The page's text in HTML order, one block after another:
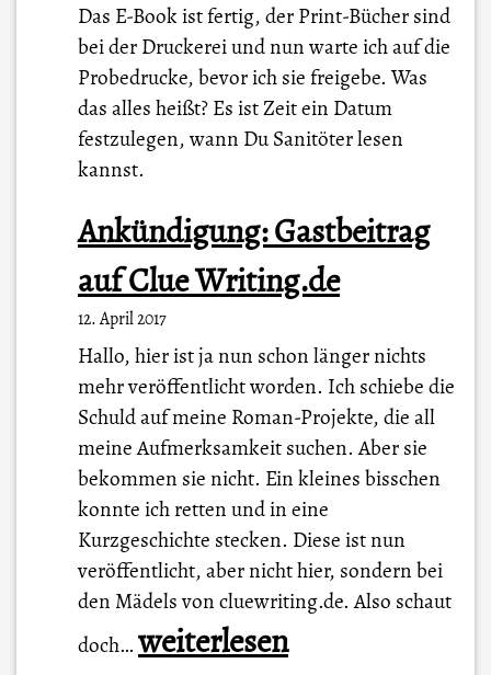
Das E-Book ist fertig, der Print-Bücher sind
bei der Druckerei und nun warte ich auf die
Probedrucke, bevor ich sie freigebe. Was
das alles heißt? Es ist Zeit ein Datum
festzulegen, wann Du Sanitöter lesen
kannst.
Ankündigung: Gastbeitrag
auf Clue Writing.de
12. April 2017
Hallo, hier ist ja nun schon länger nichts
mehr veröffentlicht worden. Ich schiebe die
Schuld auf meine Roman-Projekte, die all
meine Aufmerksamkeit suchen. Aber sie
bekommen sie nicht. Ein kleines bisschen
konnte ich retten und in eine
Kurzgeschichte stecken. Diese ist nun
veröffentlicht, aber nicht hier, sondern bei
den Mädels von cluewriting.de. Also schaut
doch…A
weiterlesen